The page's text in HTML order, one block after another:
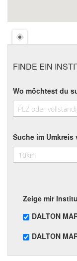
FINDE EIN
Wo möchtest du
Suche im Umkreis
Zeige mir
DALTON
DALTON